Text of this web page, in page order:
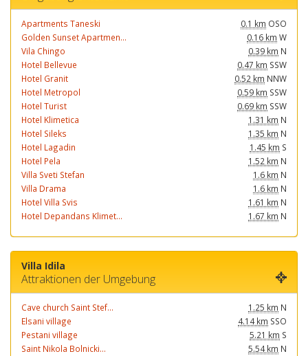
Apartments Taneski 0.1 km OSO
Golden Sunset Apartmen...
0.16 km W
Vila Chingo
0.39 km N
Hotel Bellevue
0.47 km SSW
Hotel Granit
0.52 km NNW
Hotel Metropol
0.59 km SSW
Hotel Turist
0.69 km SSW
Hotel Klimetica
1.31 km N
Hotel Sileks
1.35 km N
Hotel Lagadin
1.45 km S
Hotel Pela
1.52 km N
Villa Sveti Stefan
1.6 km N
Villa Drama
1.6 km N
Hotel Villa Svis
1.61 km N
Hotel Depandans Klimet...
1.67 km N
Villa Idila
Attraktionen der Umgebung
Cave church Saint Stef... 1.25 km N
Elsani village
4.14 km SSO
Pestani village
5.21 km S
Saint Nikola Bolnicki...
5.54 km N